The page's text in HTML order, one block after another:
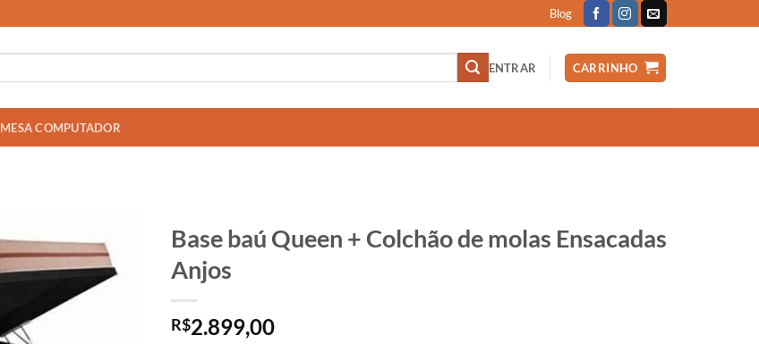
Blog
ENTRAR CARRINHO
MESA COMPUTADOR
Base baú Queen + Colchão de molas Ensacadas
Anjos
R$2.899,00